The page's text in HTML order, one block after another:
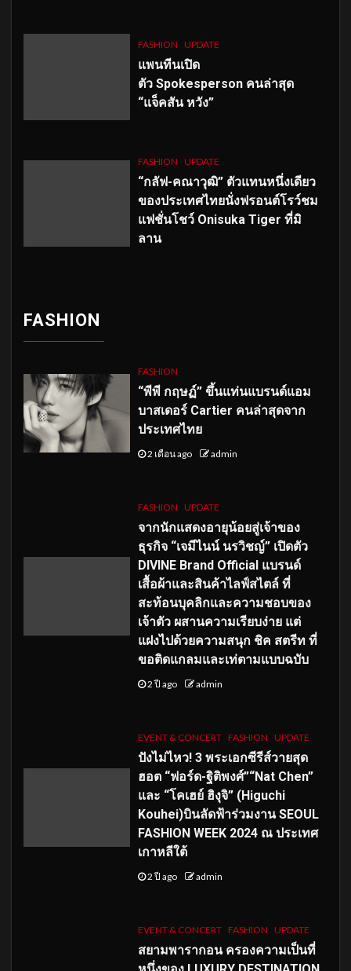
FASHION UPDATE
แพนทีนเปิด
ตัว Spokesperson คนล่าสุด
“แจ็คสัน หวัง”
FASHION UPDATE
“กลัฟ-คณาวุฒิ” ตัวแทนหนึ่งเดียว
ของประเทศไทยนั่งฟรอนต์โรว์ชม
แฟชั่นโชว์ Onisuka Tiger ที่มิ
ลาน
FASHION
FASHION
“พีพี กฤษฏ์” ขึ้นแท่นแบรนด์แอม
บาสเดอร์ Cartier คนล่าสุดจาก
ประเทศไทย
2 เดือน ago admin
FASHION UPDATE
จากนักแสดงอายุน้อยสู่เจ้าของ
ธุรกิจ “เจมีไนน์ นรวิชญ์” เปิดตัว
DIVINE Brand Official แบรนด์
เสื้อผ้าและสินค้าไลฟ์สไตล์ ที่
สะท้อนบุคลิกและความชอบของ
เจ้าตัว ผสานความเรียบง่าย แต่
แฝงไปด้วยความสนุก ชิค สตรีท ที่
ขอติดแกลมและเท่ตามแบบฉบับ
2 ปี ago admin
EVENT & CONCERT FASHION UPDATE
ปังไม่ไหว! 3 พระเอกซีรีส์วายสุด
ฮอต “ฟอร์ด-ฐิติพงศ์”“Nat Chen”
และ “โคเฮย์ ฮิงุจิ” (Higuchi
Kouhei)บินลัดฟ้าร่วมงาน SEOUL
FASHION WEEK 2024 ณ ประเทศ
เกาหลีใต้
2 ปี ago admin
EVENT & CONCERT FASHION UPDATE
สยามพารากอน ครองความเป็นที่